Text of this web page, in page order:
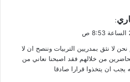
:
لا نثق بمدريين التربيات وننصح ان لا
من خلالهم فقد اصبحنا نعاني من
يجب ان يتخذوا قرارا صادقا